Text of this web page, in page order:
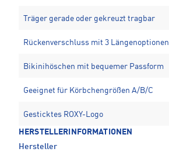
Träger gerade oder gekreuzt tragbar
Rückenverschluss mit 3 Längenoptionen
Bikinihöschen mit bequemer Passform
Geeignet für Körbchengrößen A/B/C
Gesticktes ROXY-Logo
HERSTELLERINFORMATIONEN
Hersteller